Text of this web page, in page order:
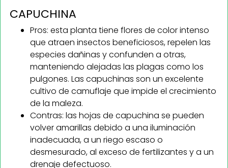
CAPUCHINA
Pros: esta planta tiene flores de color intenso
que atraen insectos beneficiosos, repelen las
especies dañinas y confunden a otras,
manteniendo alejadas las plagas como los
pulgones. Las capuchinas son un excelente
cultivo de camuflaje que impide el crecimiento
de la maleza.
Contras: las hojas de capuchina se pueden
volver amarillas debido a una iluminación
inadecuada, a un riego escaso o
desmesurado, al exceso de fertilizantes y a un
drenaje defectuoso.